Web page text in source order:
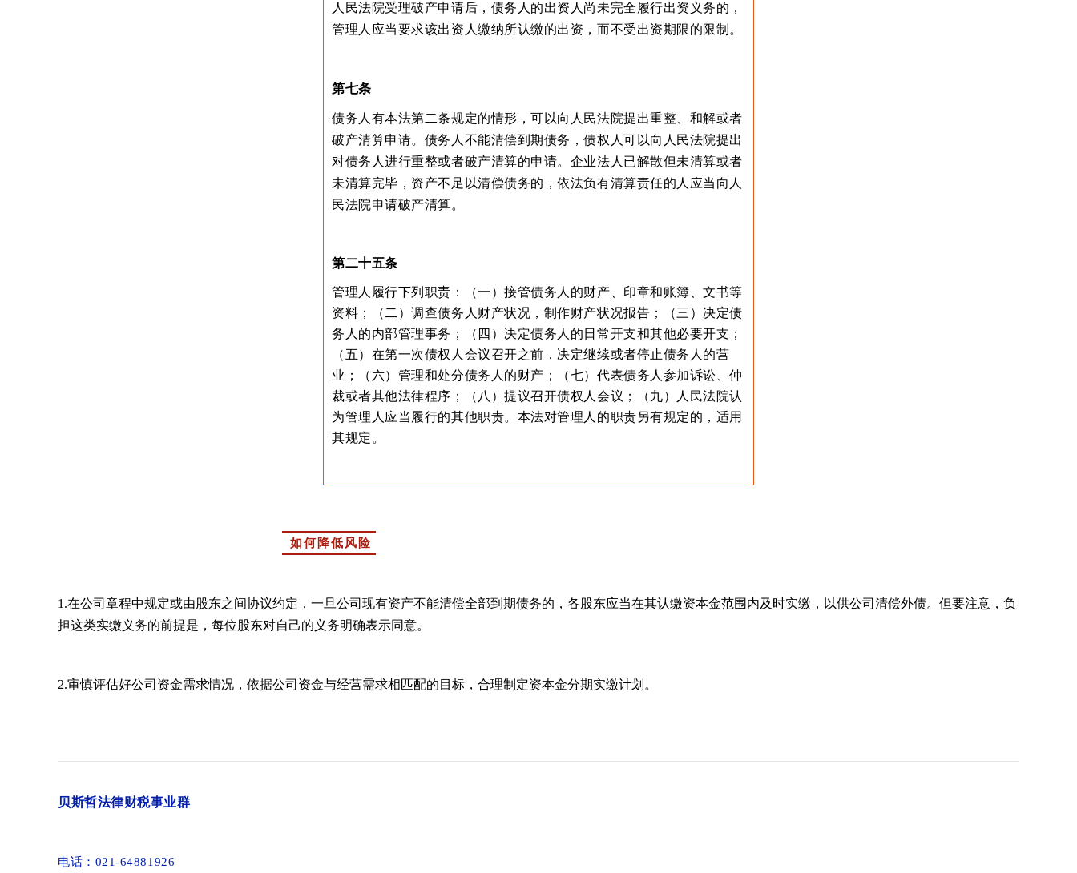
人民法院受理破产申请后，债务人的出资人尚未完全履行出资义务的，
管理人应当要求该出资人缴纳所认缴的出资，而不受出资期限的限制。
第七条
债务人有本法第二条规定的情形，可以向人民法院提出重整、和解或者
破产清算申请。债务人不能清偿到期债务，债权人可以向人民法院提出
对债务人进行重整或者破产清算的申请。企业法人已解散但未清算或者
未清算完毕，资产不足以清偿债务的，依法负有清算责任的人应当向人
民法院申请破产清算。
第二十五条
管理人履行下列职责：
（一）接管债务人的财产、印章和账簿、文书等
资料；（二）调查债务人财产状况，制作财产状况报告；（三）决定债
务人的内部管理事务；（四）决定债务人的日常开支和其他必要开支；
（五）在第一次债权人会议召开之前，决定继续或者停止债务人的营
业；（六）管理和处分债务人的财产；（七）代表债务人参加诉讼、仲
裁或者其他法律程序；（八）提议召开债权人会议；（九）人民法院认
为管理人应当履行的其他职责。本法对管理人的职责另有规定的，适用
其规定。
如何降低风险
1.在公司章程中规定或由股东之间协议约定，一旦公司现有资产不能清偿全部到期债务的，各股东应当在其认缴资本金范围内及时实缴，以供公司清偿外债。但要注意，负
担这类实缴义务的前提是，每位股东对自己的义务明确表示同意。
2.审慎评估好公司资金需求情况，依据公司资金与经营需求相匹配的目标，合理制定资本金分期实缴计划。
贝斯哲法律财税事业群
电话：021-64881926